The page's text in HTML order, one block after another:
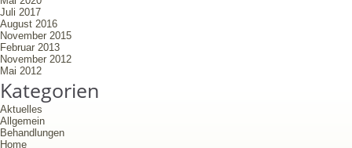
Juli 2017
August 2016
November 2015
Februar 2013
November 2012
Mai 2012
Kategorien
Aktuelles
Allgemein
Behandlungen
Home